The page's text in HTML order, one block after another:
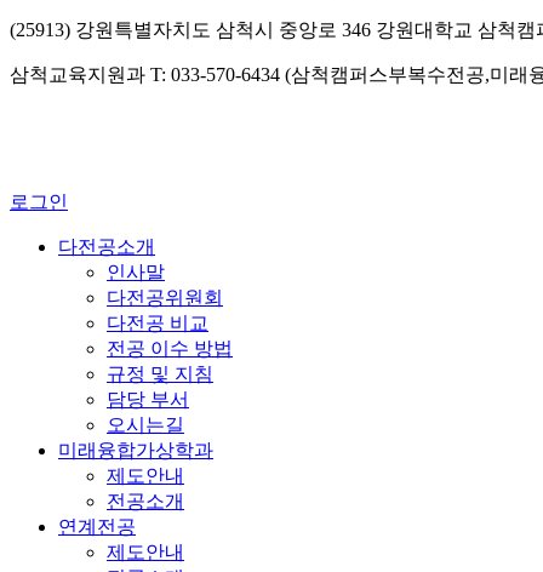
(25913) 강원특별자치도 삼척시 중앙로 346 강원대학교 삼척캠
삼척교육지원과 T: 033-570-6434 (삼척캠퍼스부복수전공,미래
로그인
다전공소개
인사말
다전공위원회
다전공 비교
전공 이수 방법
규정 및 지침
담당 부서
오시는길
미래융합가상학과
제도안내
전공소개
연계전공
제도안내